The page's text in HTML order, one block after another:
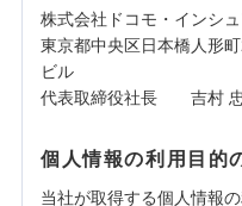
株式会社ドコモ・インシ
東京都中央区日本橋人形
ビル
代表取締役社長 吉村
個人情報の利用目的
当社が取得する個人情報